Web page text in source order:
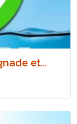
et...